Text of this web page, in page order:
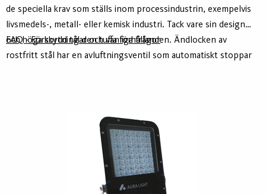
de speciella krav som ställs inom processindustrin, exempelvis
livsmedels-, metall- eller kemisk industri. Tack vare sin design
och höga skydd tål den tuffa förhållanden. Ändlocken av
rostfritt stål har en avluftningsventil som automatiskt stoppar
FAQ - Förkortningar och vanliga frågor